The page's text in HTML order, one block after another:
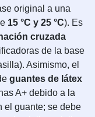
original a una
15 °C y 25 °C). Es
cruzada
de la base
Asimismo, el
guantes de látex
A+ debido a la
el guante; se debe